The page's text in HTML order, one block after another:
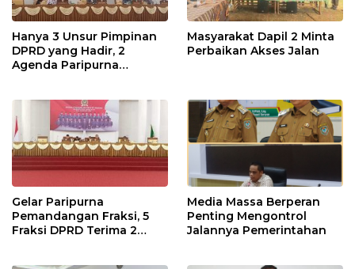
Hanya 3 Unsur Pimpinan
DPRD yang Hadir, 2
Agenda Paripurna
Masyarakat Dapil 2 Minta
Perbaikan Akses Jalan
Gelar Paripurna
Pemandangan Fraksi, 5
Fraksi DPRD Terima 2
Media Massa Berperan
Penting Mengontrol
Jalannya Pemerintahan